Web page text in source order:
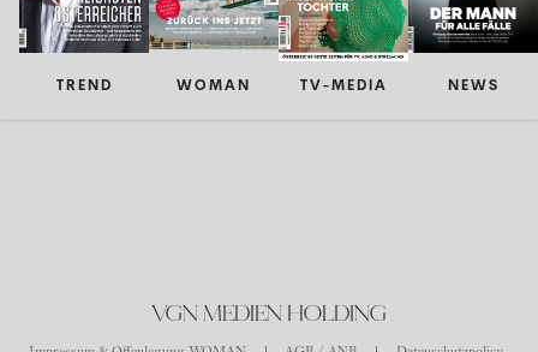
TREND WOMAN TV-MEDIA NEWS
VGN MEDIEN HOLDING